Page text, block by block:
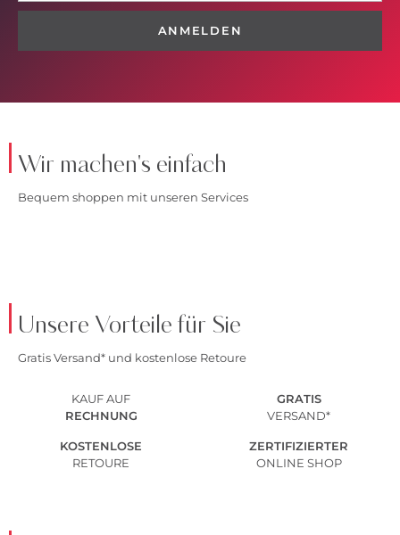
ANMELDEN
Wir machen's einfach
Bequem shoppen mit unseren Services
Unsere Vorteile für Sie
Gratis Versand* und kostenlose Retoure
KAUF AUF
RECHNUNG
GRATIS
VERSAND*
KOSTENLOSE
RETOURE
ZERTIFIZIERTER
ONLINE SHOP